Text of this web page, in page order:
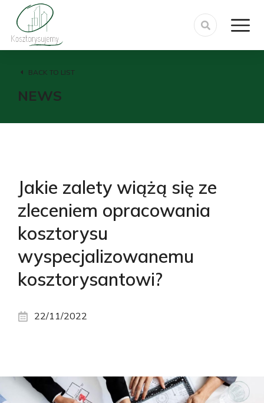
BACK TO LIST
NEWS
Jakie zalety wiążą się ze
zleceniem opracowania
kosztorysu
wyspecjalizowanemu
kosztorysantowi?
22/11/2022